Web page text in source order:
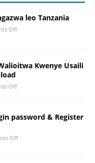
leo Tanzania
Off
Kwenye Usaili
Off
password & Register
Off